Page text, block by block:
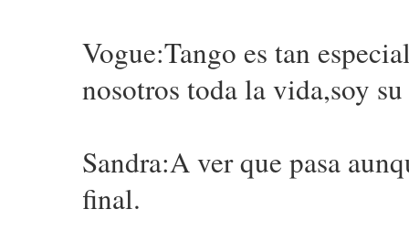
Vogue:Tango es tan
nosotros toda la vida,soy
Sandra:A ver que pasa
final.